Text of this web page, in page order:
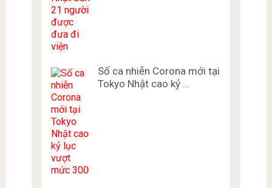
Số ca nhiễn Corona mới tại
Tokyo Nhật cao kỷ …